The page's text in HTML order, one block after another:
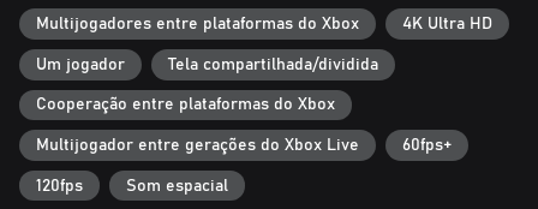
Multijogadores entre plataformas do Xbox 4K Ultra HD
Um jogador Tela compartilhada/dividida
Cooperação entre plataformas do Xbox
Multijogador entre gerações do Xbox Live 60fps+
120fps Som espacial